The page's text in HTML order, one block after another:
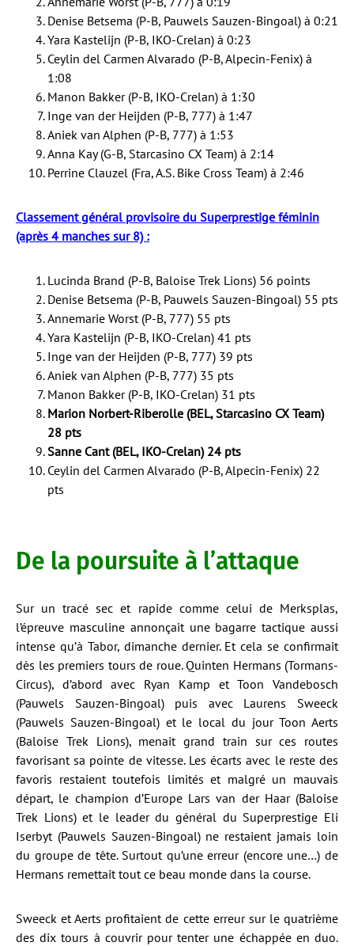
Denise Betsema (P-B, Pauwels Sauzen-Bingoal) à 0:21
Yara Kastelijn (P-B, IKO-Crelan) à 0:23
Ceylin del Carmen Alvarado (P-B, Alpecin-Fenix) à
1:08
Manon Bakker (P-B, IKO-Crelan) à 1:30
Inge van der Heijden (P-B, 777) à 1:47
Aniek van Alphen (P-B, 777) à 1:53
Anna Kay (G-B, Starcasino CX Team) à 2:14
Perrine Clauzel (Fra, A.S. Bike Cross Team) à 2:46
Classement général provisoire du Superprestige féminin
(après 4 manches sur 8) :
Lucinda Brand (P-B, Baloise Trek Lions) 56 points
Denise Betsema (P-B, Pauwels Sauzen-Bingoal) 55 pts
Annemarie Worst (P-B, 777) 55 pts
Yara Kastelijn (P-B, IKO-Crelan) 41 pts
Inge van der Heijden (P-B, 777) 39 pts
Aniek van Alphen (P-B, 777) 35 pts
Manon Bakker (P-B, IKO-Crelan) 31 pts
Marion Norbert-Riberolle (BEL, Starcasino CX Team)
28 pts
Sanne Cant (BEL, IKO-Crelan) 24 pts
Ceylin del Carmen Alvarado (P-B, Alpecin-Fenix) 22
pts
De la poursuite à l’attaque
Sur un tracé sec et rapide comme celui de Merksplas,
l’épreuve masculine annonçait une bagarre tactique aussi
intense qu’à Tabor, dimanche dernier. Et cela se confirmait
dès les premiers tours de roue. Quinten Hermans (Tormans-
Circus), d’abord avec Ryan Kamp et Toon Vandebosch
(Pauwels Sauzen-Bingoal) puis avec Laurens Sweeck
(Pauwels Sauzen-Bingoal) et le local du jour Toon Aerts
(Baloise Trek Lions), menait grand train sur ces routes
favorisant sa pointe de vitesse. Les écarts avec le reste des
favoris restaient toutefois limités et malgré un mauvais
départ, le champion d’Europe Lars van der Haar (Baloise
Trek Lions) et le leader du général du Superprestige Eli
Iserbyt (Pauwels Sauzen-Bingoal) ne restaient jamais loin
du groupe de tête. Surtout qu’une erreur (encore une…) de
Hermans remettait tout ce beau monde dans la course.
Sweeck et Aerts profitaient de cette erreur sur le quatrième
des dix tours à couvrir pour tenter une échappée en duo.